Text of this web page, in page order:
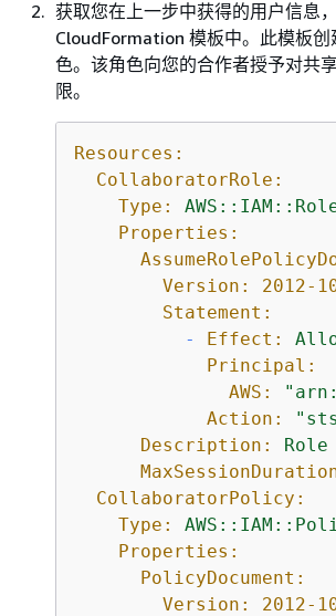
获取您在上一步中获得的用户信息
CloudFormation 模板中。此模板创
色。该角色向您的合作者授予对共
限。
Resources:
CollaboratorRole:
Type:
Properties:
Version:
2012-
Statement:
-
Effect:
Principal:
AWS:
Action:
Description:
Role
CollaboratorPolicy:
Type:
Properties:
PolicyDocument:
Version:
2012-